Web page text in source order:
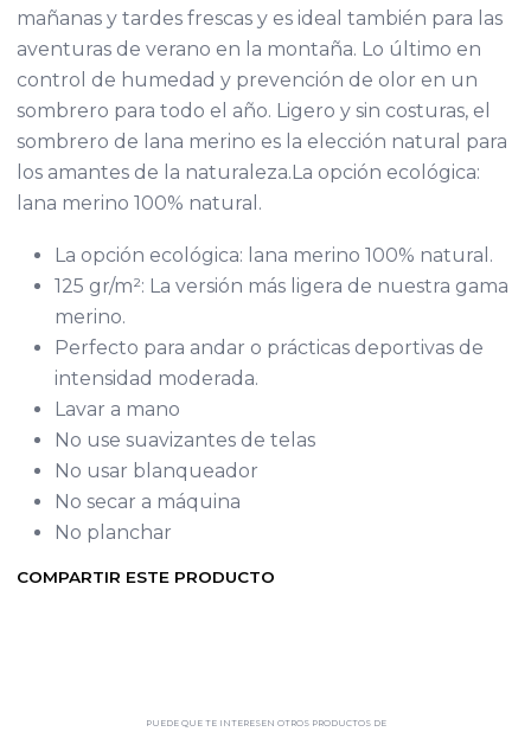
mañanas y tardes frescas y es ideal también para las
aventuras de verano en la montaña. Lo último en
control de humedad y prevención de olor en un
sombrero para todo el año. Ligero y sin costuras, el
sombrero de lana merino es la elección natural para
los amantes de la naturaleza.La opción ecológica:
lana merino 100% natural.
La opción ecológica: lana merino 100% natural.
125 gr/m²: La versión más ligera de nuestra gama
merino.
Perfecto para andar o prácticas deportivas de
intensidad moderada.
Lavar a mano
No use suavizantes de telas
No usar blanqueador
No secar a máquina
No planchar
COMPARTIR ESTE PRODUCTO
PUEDE QUE TE INTERESEN OTROS PRODUCTOS DE